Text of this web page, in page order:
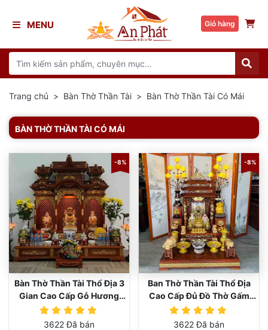
MENU Giỏ hàng
Trang chủ Bàn Thờ Thần Tài Bàn Thờ Thần Tài Có Mái
BÀN THỜ THẦN TÀI CÓ MÁI
-8%
Bàn Thờ Thần Tài Thổ Địa 3
Gian Cao Cấp Gỗ Hương
TT848
3622 Đã bán
-8%
Ban Thờ Thần Tài Thổ Địa
Cao Cấp Đủ Đồ Thờ Gấm
Vàng TT845
3622 Đã bán